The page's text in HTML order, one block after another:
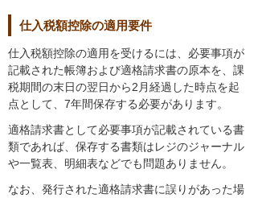
仕入税額控除の適用要件
仕入税額控除の適用を受けるには、必要事項が
記載された帳簿および適格請求書の原本を、課
税期間の末日の翌日から2月経過した時点を起
点として、7年間保存する必要があります。
適格請求書として必要事項が記載されている書
類であれば、保存する書類はレジのジャーナル
や一覧表、明細表などでも問題ありません。
なお、発行された適格請求書に誤りがあった場